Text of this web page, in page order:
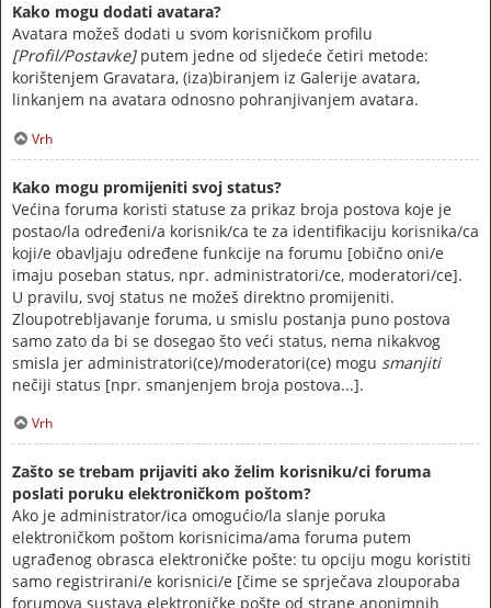
Kako mogu dodati avatara?
Avatara možeš dodati u svom korisničkom profilu
[Profil/Postavke]putem jedne od sljedeće četiri metode:
korištenjem Gravatara, (iza)biranjem iz Galerije avatara,
linkanjem na avatara odnosno pohranjivanjem avatara.
Vrh
Kako mogu promijeniti svoj status?
Većina foruma koristi statuse za prikaz broja postova koje je
postao/la određeni/a korisnik/ca te za identifikaciju korisnika/ca
koji/e obavljaju određene funkcije na forumu [obično oni/e
imaju poseban status, npr. administratori/ce, moderatori/ce].
U pravilu, svoj status ne možeš direktno promijeniti.
Zloupotrebljavanje foruma, u smislu postanja puno postova
samo zato da bi se dosegao što veći status, nema nikakvog
smisla jer administratori(ce)/moderatori(ce) mogu smanjiti
nečiji status [npr. smanjenjem broja postova...].
Vrh
Zašto se trebam prijaviti ako želim korisniku/ci foruma
poslati poruku elektroničkom poštom?
Ako je administrator/ica omogućio/la slanje poruka
elektroničkom poštom korisnicima/ama foruma putem
ugrađenog obrasca elektroničke pošte: tu opciju mogu koristiti
samo registrirani/e korisnici/e [čime se sprječava zlouporaba
forumova sustava elektroničke pošte od strane anonimnih